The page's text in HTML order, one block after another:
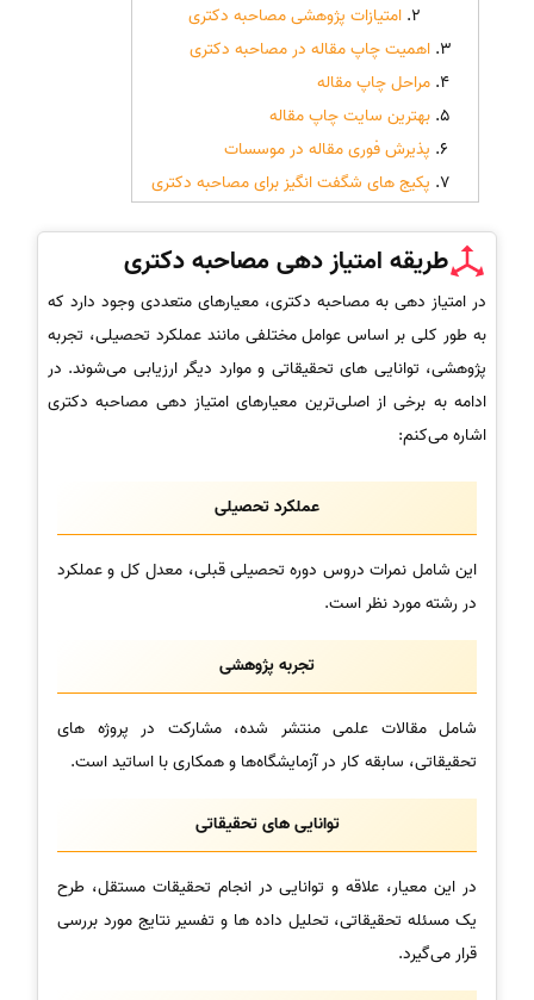
امتیازات پژوهشی مصاحبه دکتری
اهمیت چاپ مقاله در مصاحبه دکتری
مراحل چاپ مقاله
بهترین سایت چاپ مقاله
پذیرش فوری مقاله در موسسات
پکیج های شگفت انگیز برای مصاحبه دکتری
طریقه امتیاز دهی مصاحبه دکتری
در امتیاز دهی به مصاحبه دکتری، معیارهای متعددی وجود دارد که
به طور کلی بر اساس عوامل مختلفی مانند عملکرد تحصیلی، تجربه
پژوهشی، توانایی های تحقیقاتی و موارد دیگر ارزیابی می‌شوند. در
ادامه به برخی از اصلی‌ترین معیارهای امتیاز دهی مصاحبه دکتری
اشاره می‌کنم:
عملکرد تحصیلی
این شامل نمرات دروس دوره تحصیلی قبلی، معدل کل و عملکرد
در رشته مورد نظر است.
تجربه پژوهشی
شامل مقالات علمی منتشر شده، مشارکت در پروژه های
تحقیقاتی، سابقه کار در آزمایشگاه‌ها و همکاری با اساتید است.
توانایی های تحقیقاتی
در این معیار، علاقه و توانایی در انجام تحقیقات مستقل، طرح
یک مسئله تحقیقاتی، تحلیل داده ها و تفسیر نتایج مورد بررسی
قرار می‌گیرد.